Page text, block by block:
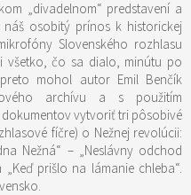
osobitý prínos k historickej
všetko, čo sa dialo, minútu po
mohol autor Emil Benčík
archívu a s použitím
vytvoriť tri pôsobivé
fíčre) o Nežnej revolúcii:
Nežná“ – „Neslávny odchod
prišlo na lámanie chleba“.